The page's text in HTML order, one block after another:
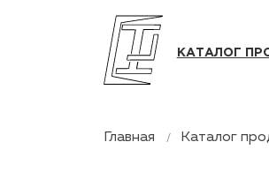
КАТАЛОГ
Главная Каталог